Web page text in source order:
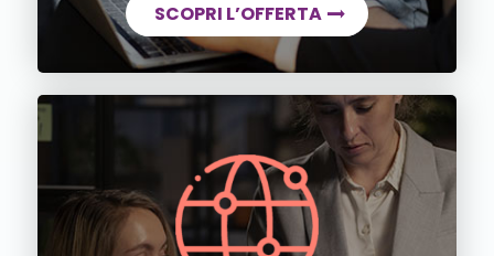
SCOPRI L’OFFERTA